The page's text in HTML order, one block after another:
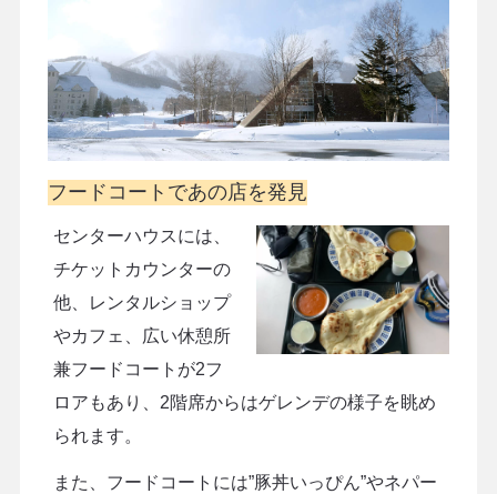
フードコートであの店を発見
センターハウスには、
チケットカウンターの
他、レンタルショップ
やカフェ、広い休憩所
兼フードコートが2フ
ロアもあり、2階席からはゲレンデの様子を眺め
られます。
また、フードコートには”豚丼いっぴん”やネパー